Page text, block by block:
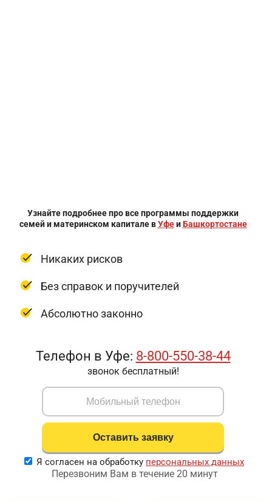
Узнайте подробнее про все программы поддержки
семей и материнском капитале вУфеиБашкортостане
Никаких рисков
Без справок и поручителей
Абсолютно законно
Телефон в Уфе: 8-800-550-38-44
звонок бесплатный!
Я согласен на обработку персональных данных
Перезвоним Вам в течение 20 минут